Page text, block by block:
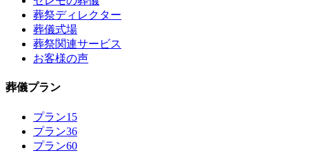
葬祭ディレクター
葬儀式場
葬祭関連サービス
お客様の声
葬儀プラン
プラン15
プラン36
プラン60